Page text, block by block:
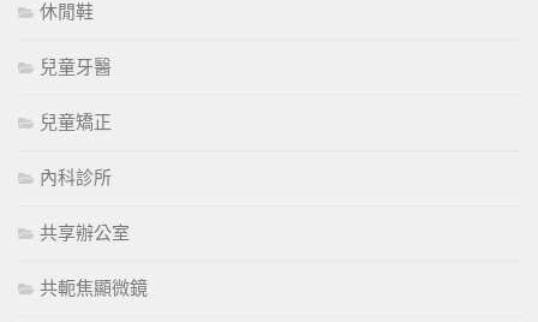
休閒鞋
兒童牙醫
兒童矯正
內科診所
共享辦公室
共軛焦顯微鏡